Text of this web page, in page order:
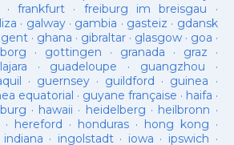
· frankfurt· freiburg im breisgau ·
· galway· gambia · gasteiz · gdansk
gent· ghana · gibraltar· glasgow· goa ·
· gottingen · granada · graz ·
· guadeloupe · guangzhou ·
· guernsey· guildford · guinea ·
equatorial · guyane française · haifa ·
· hawaii · heidelberg · heilbronn ·
· hereford · honduras· hong kong ·
indiana · ingolstadt· iowa · ipswich ·